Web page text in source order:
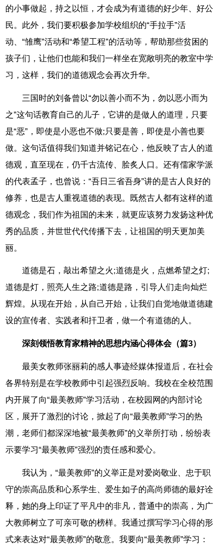
的小事做起，持之以恒，才会成为有道德的好少年、好公
民。此外，我们要积极参加学校组织的“手拉手”活
动、“雏鹰”活动和“希望工程”的活动等，帮助那些贫困的
孩子们，让他们也能和我们一样坐在宽敞明亮的教室中学
习，这样，我们的道德观念会再次升华。
三国时的刘备曾以“勿以善小而不为，勿以恶小而为
之”这句话教育自己的儿子，它讲的是做人的道理，只要
是“恶”，即使是小恶也不做;只要是善，即使是小善也要
做。这句话值得我们知道并铭记在心，他反映了古人的道
德观，直至现在，仍千古流传、脍炙人口。还有儒家学派
的代表孟子，也曾说：“吾日三省吾身”讲的是古人良好的
修养，也是古人重视道德的表现。既然古人都有这样的道
德观念，我们作为祖国的未来，就更应该努力发扬这种优
秀的品质，并世世代代传播下去，让祖国的明天更加美
丽。
道德是石，敲出希望之火;道德是火，点燃希望之灯;
道德是灯，照亮人生之路;道德是路，引导人们走向灿烂
辉煌。从现在开始，从自己开始，让我们自觉地做道德建
设的宣传者、实践者和扞卫者，做一个有道德的人。
深刻领悟教育家精神的思想内涵心得体会（篇3）
最美女教师张丽莉的感人事迹经媒体报道后，在社会
各界特别是在学校教师中引起强烈反响。我校在全校范围
内开展了向“最美教师”学习活动，在校园网的内部讨论
区，展开了激烈的讨论，掀起了向“最美教师”学习的热
潮，老师们都深深地被“最美教师”的义举所打动，纷纷表
示要学习“最美教师”强烈的责任感和爱心。
我认为，“最美教师”的义举正是对爱岗敬业、忠于职
守的崇高品质和心系学生、爱生如子的高尚师德的最好诠
释，她的身上印证了平凡中的非凡，普通中的崇高，为广
大教师树立了可亲可敬的榜样。我通过撰写学习心得的形
式来表达对“最美教师”的敬意。我要向“最美教师”学习：